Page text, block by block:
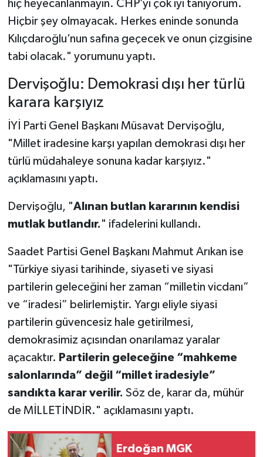
hiç heyecanlanmayın. CHP’yi çok iyi tanıyorum.
Hiçbir şey olmayacak. Herkes eninde sonunda
Kılıçdaroğlu’nun safına geçecek ve onun çizgisine
tabi olacak." yorumunu yaptı.
Dervişoğlu: Demokrasi dışı her türlü
karara karşıyız
İYİ Parti Genel Başkanı Müsavat Dervişoğlu,
"Millet iradesine karşı yapılan demokrasi dışı her
türlü müdahaleye sonuna kadar karşıyız."
açıklamasını yaptı.
Dervişoğlu, "Alınan butlan kararının kendisi
mutlak butlandır." ifadelerini kullandı.
Saadet Partisi Genel Başkanı Mahmut Arıkan ise
"Türkiye siyasi tarihinde, siyaseti ve siyasi
partilerin geleceğini her zaman “milletin vicdanı”
ve “iradesi” belirlemiştir. Yargı eliyle siyasi
partilerin güvencesiz hale getirilmesi,
demokrasimiz açısından onarılamaz yaralar
açacaktır. Partilerin geleceğine “mahkeme
salonlarında” değil “millet iradesiyle”
sandıkta karar verilir. Söz de, karar da, mühür
de MİLLETİNDİR." açıklamasını yaptı.
Erdoğan MGK